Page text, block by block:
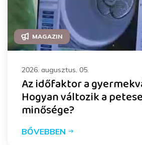
MAGAZIN
2026. augusztus. 05.
Az időfaktor a
Hogyan változik a
minősége?
BŐVEBBEN